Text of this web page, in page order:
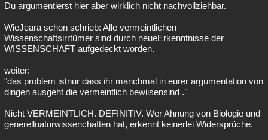
Du argumentierst hier aber wirklich nicht nachvollziehbar.
WieJeara schon schrieb: Alle vermeintlichen
Wissenschaftsirrtümer sind durch neueErkenntnisse der
WISSENSCHAFT aufgedeckt worden.
weiter:
"das problem istnur dass ihr manchmal in eurer argumentation von
dingen ausgeht die vermeintlich bewiisensind ."
Nicht VERMEINTLICH. DEFINITIV. Wer Ahnung von Biologie und
generellnaturwissenchaften hat, erkennt keinerlei Widersprüche.